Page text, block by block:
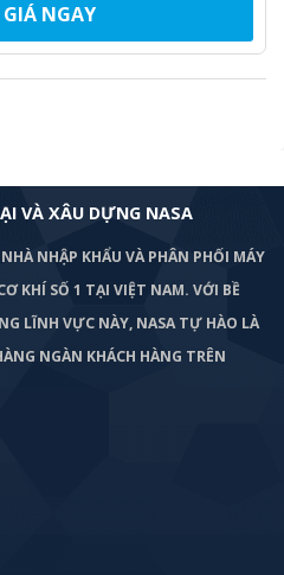
NGAY
VÀ XÂU DỰNG NASA
NHẬP KHẨU VÀ PHÂN PHỐI MÁY
KHÍ SỐ 1 TẠI VIỆT NAM. VỚI BỀ
LĨNH VỰC NÀY, NASA TỰ HÀO LÀ
NGÀN KHÁCH HÀNG TRÊN